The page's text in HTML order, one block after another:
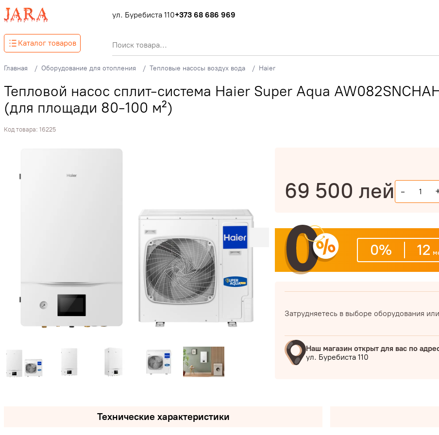
ул. Буребиста 110+373 68 686 969
Каталог товаров
Главная Оборудование для отопления Тепловые насосы воздух вода Haier
Тепловой насос сплит-система Haier Super Aqua
(для площади 80-100 м²)
Код товара: 16225
69 500 лей -
0% 12
Затрудняетесь в выборе оборудования
Наш магазин открыт для вас по
ул. Буребиста 110
Технические характеристики